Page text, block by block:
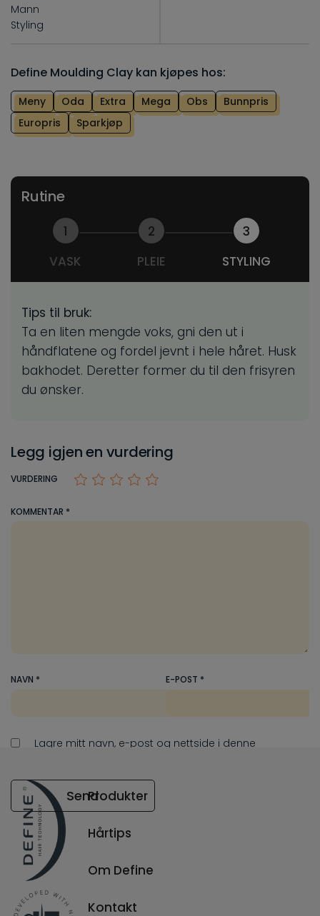
Mann
Styling
Define Moulding Clay kan kjøpes hos:
Meny Oda Extra Mega Obs
Bunnpris
Europris
Sparkjøp
Legg igjen en vurdering
Din e-postadresse vil ikke bli publisert.
Obligatoriske felt er merket med
KOMMENTAR *
NAVN * E-POST *
Lagre mitt navn, e-post og nettside i denne
VURDERING
Send
Rutine
1
VASK
2
PLEIE
3
STYLING
Tips til bruk:
Ta en liten mengde voks, gni den ut i
håndflatene og fordel jevnt i hele håret. Husk
bakhodet. Deretter former du til den frisyren
du ønsker.
Produkter
Hårtips
Om Define
Kontakt